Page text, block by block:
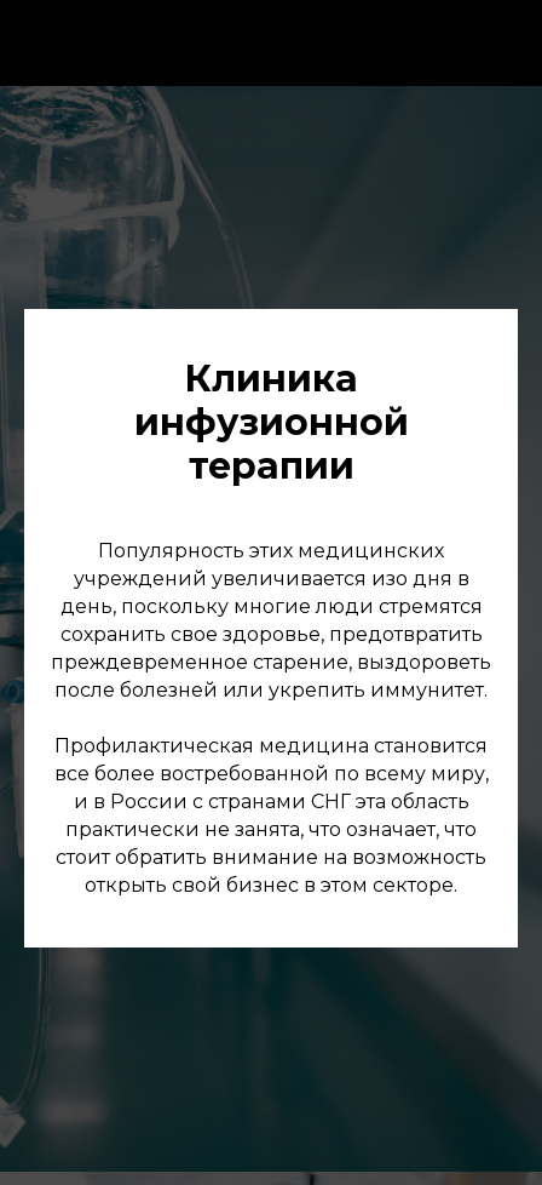
Клиника
инфузионной
терапии
Популярность этих медицинских
учреждений увеличивается изо дня в
день, поскольку многие люди стремятся
сохранить свое здоровье, предотвратить
преждевременное старение, выздороветь
после болезней или укрепить иммунитет.
Профилактическая медицина становится
все более востребованной по всему миру,
и в России с странами СНГ эта область
практически не занята, что означает, что
стоит обратить внимание на возможность
открыть свой бизнес в этом секторе.